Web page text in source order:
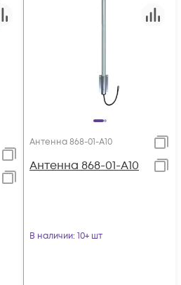
Антенна 868-01-А10
Антенна 868-01-А10
В наличии: 10+ шт